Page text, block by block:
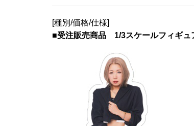
[種別/価格/仕様]
■受注販売商品 1/3スケールフィギュ